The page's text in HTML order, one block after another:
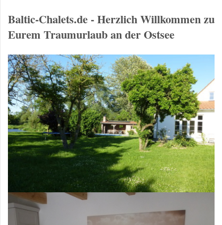
Baltic-Chalets.de - Herzlich Willkommen zu
Eurem Traumurlaub an der Ostsee